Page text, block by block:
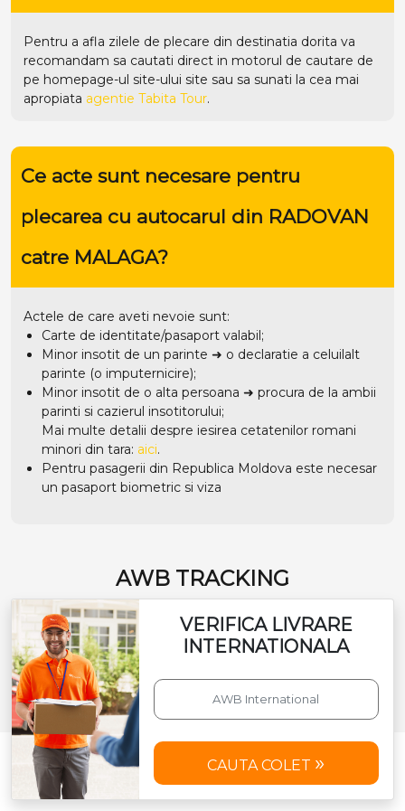
Pentru a afla zilele de plecare din destinatia dorita va
recomandam sa cautati direct in motorul de cautare de
pe homepage-ul site-ului site sau sa sunati la cea mai
apropiata agentie Tabita Tour.
Ce acte sunt necesare pentru
plecarea cu autocarul din RADOVAN
catre MALAGA?
Actele de care aveti nevoie sunt:
Carte de identitate/pasaport valabil;
Minor insotit de un parinte ➜ o declaratie a celuilalt
parinte (o imputernicire);
Minor insotit de o alta persoana ➜ procura de la ambii
parinti si cazierul insotitorului;
Mai multe detalii despre iesirea cetatenilor romani
minori din tara: aici.
Pentru pasagerii din Republica Moldova este necesar
un pasaport biometric si viza
AWB TRACKING
VERIFICA LIVRARE
INTERNATIONALA
CAUTA COLET